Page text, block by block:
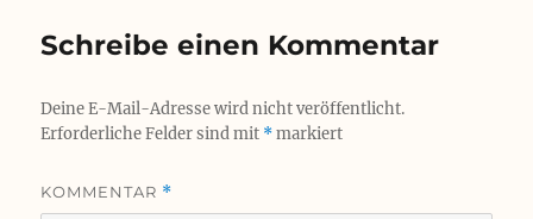
Schreibe einen Kommentar
Deine E-Mail-Adresse wird nicht veröffentlicht.
Erforderliche Felder sind mit *markiert
KOMMENTAR *